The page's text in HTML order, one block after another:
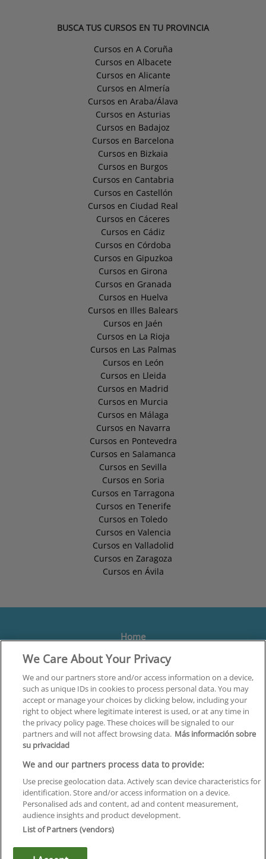
BUSCA TUS CURSOS EN TU PROVINCIA
Cursos en A Coruña
Cursos en Albacete
Cursos en Alicante
Cursos en Almería
Cursos en Araba/Álava
Cursos en Asturias
Cursos en Badajoz
Cursos en Barcelona
Cursos en Bizkaia
Cursos en Burgos
Cursos en Cantabria
Cursos en Castellón
Cursos en Ciudad Real
Cursos en Cáceres
Cursos en Cádiz
Cursos en Córdoba
Cursos en Gipuzkoa
Cursos en Girona
Cursos en Granada
Cursos en Huelva
Cursos en Illes Balears
Cursos en Jaén
Cursos en La Rioja
Cursos en Las Palmas
Cursos en León
Cursos en Lleida
Cursos en Madrid
Cursos en Murcia
Cursos en Málaga
Cursos en Navarra
Cursos en Pontevedra
Cursos en Salamanca
Cursos en Sevilla
Cursos en Soria
Cursos en Tarragona
Cursos en Tenerife
Cursos en Toledo
Cursos en Valencia
Cursos en Valladolid
Cursos en Zaragoza
Cursos en Ávila
Home
Formación
Centros
Orientación
Quiénes somos
Contacta
Aviso Legal
Política de Privacidad
Política de Cookies
Canal Ético
We Care About Your Privacy
We and our partners store and/or access information on a device,
such as unique IDs in cookies to process personal data. You may
accept or manage your choices by clicking below, including your
right to object where legitimate interest is used, or at any time in
the privacy policy page. These choices will be signaled to our
partners and will not affect browsing data. Más información sobre
su privacidad
We and our partners process data to provide:
Use precise geolocation data. Actively scan device characteristics for
identification. Store and/or access information on a device.
Personalised ads and content, ad and content measurement,
audience insights and product development.
List of Partners (vendors)